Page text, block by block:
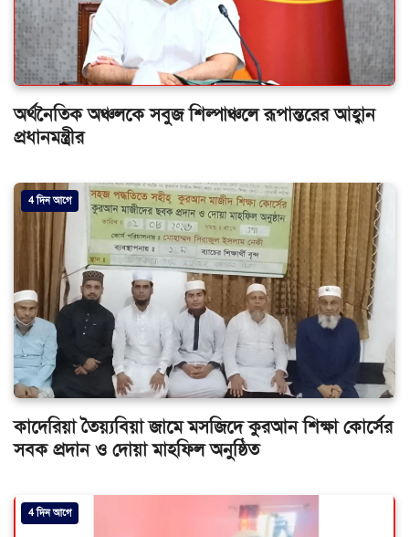
অর্থনৈতিক অঞ্চলকে সবুজ শিল্পাঞ্চলে রূপান্তরের আহ্বান
প্রধানমন্ত্রীর
4 দিন আগে
কাদেরিয়া তৈয়্যবিয়া জামে মসজিদে কুরআন শিক্ষা কোর্সের
সবক প্রদান ও দোয়া মাহফিল অনুষ্ঠিত
4 দিন আগে